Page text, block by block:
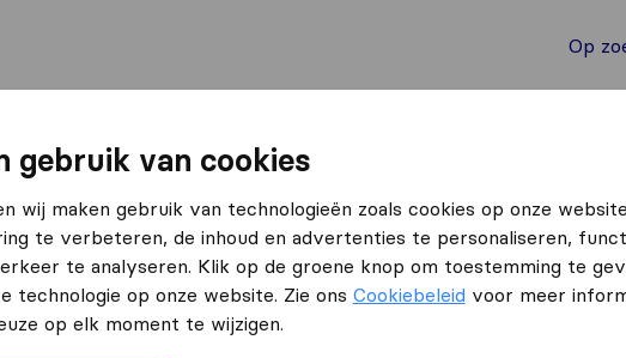
Op
gebruik van cookies
wij maken gebruik van technologieën zoals cookies op onze
te verbeteren, de inhoud en advertenties te personaliseren,
te analyseren. Klik op de groene knop om toestemming te
technologie op onze website. Zie ons Cookiebeleid voor meer
op elk moment te wijzigen.